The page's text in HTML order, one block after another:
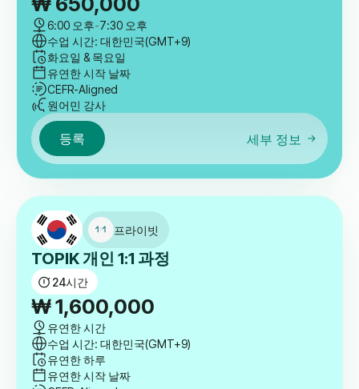
그룹
TOPIK II: 레벨 3 중급 과정
30시간
₩ 650,000
6:00 오후-7:30 오후
수업 시간: 대한민국(GMT+9)
화요일 & 목요일
유연한 시작 날짜
CEFR-Aligned
원어민 강사
등록
프라이빗